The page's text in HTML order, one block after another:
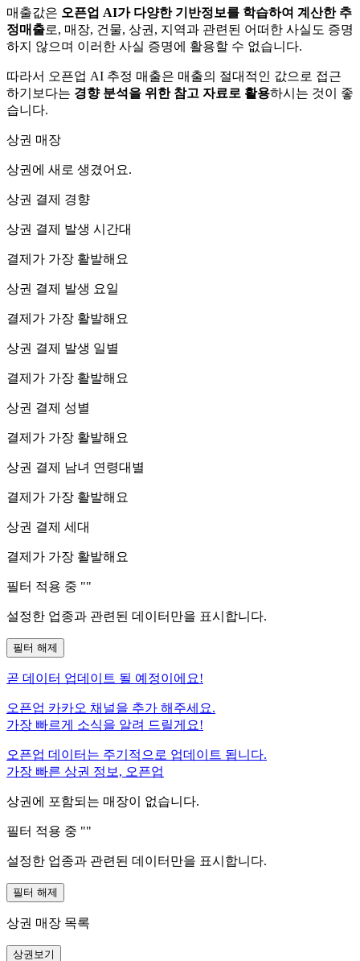
매출값은 오픈업 AI가 다양한 기반정보를 학습하여 계산한 추
정매출로, 매장, 건물, 상권, 지역과 관련된 어떠한 사실도 증명
하지 않으며 이러한 사실 증명에 활용할 수 없습니다.
따라서 오픈업 AI 추정 매출은 매출의 절대적인 값으로 접근
하기보다는 경향 분석을 위한 참고 자료로 활용하시는 것이 좋
습니다.
상권 매장
상권에 새로 생겼어요.
상권 결제 경향
상권 결제 발생 시간대
결제가 가장 활발해요
상권 결제 발생 요일
결제가 가장 활발해요
상권 결제 발생 일별
결제가 가장 활발해요
상권 결제 성별
결제가 가장 활발해요
상권 결제 남녀 연령대별
결제가 가장 활발해요
상권 결제 세대
결제가 가장 활발해요
필터 적용 중 ""
설정한 업종과 관련된 데이터만을 표시합니다.
필터 해제
곧 데이터 업데이트 될 예정이에요!
오픈업 카카오 채널을 추가 해주세요.
가장 빠르게 소식을 알려 드릴게요!
오픈업 데이터는 주기적으로 업데이트 됩니다.
가장 빠른 상권 정보, 오픈업
상권에 포함되는 매장이 없습니다.
필터 적용 중 ""
설정한 업종과 관련된 데이터만을 표시합니다.
필터 해제
상권 매장 목록
상권보기